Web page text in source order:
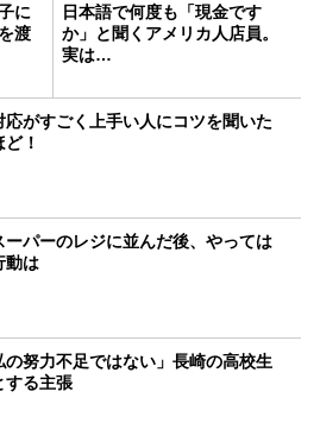
に
渡
日本語で何度も「現金です
か」と聞くアメリカ人店員。
実は…
応がすごく上手い人にコツを聞いた
！
ーパーのレジに並んだ後、やっては
動は
の努力不足ではない」長崎の高校生
る主張